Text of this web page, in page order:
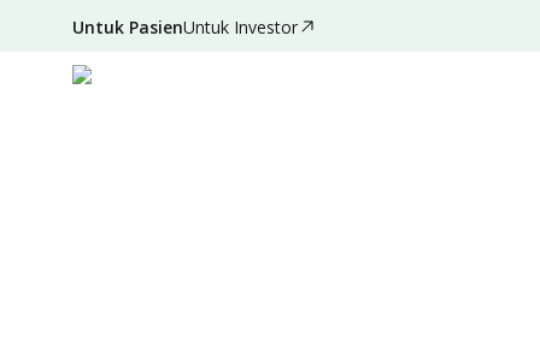
Untuk PasienUntuk Investor